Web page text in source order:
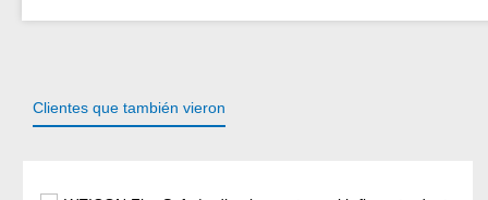
Clientes que también vieron